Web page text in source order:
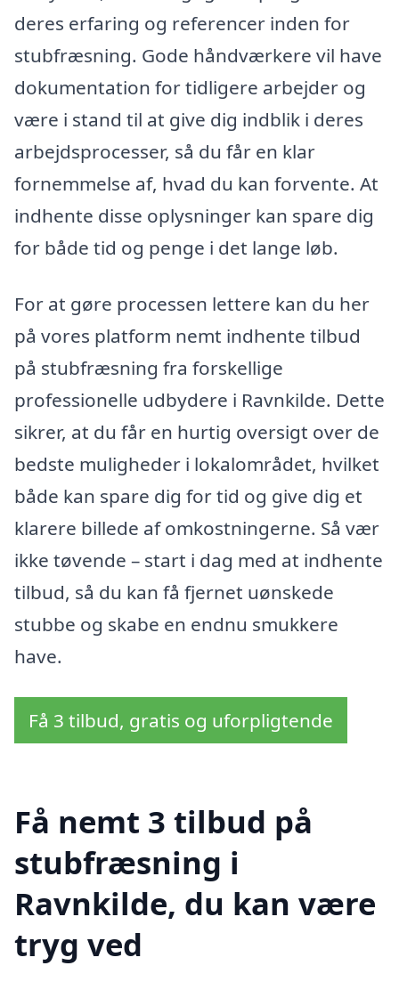
deres erfaring og referencer inden for
stubfræsning. Gode håndværkere vil have
dokumentation for tidligere arbejder og
være i stand til at give dig indblik i deres
arbejdsprocesser, så du får en klar
fornemmelse af, hvad du kan forvente. At
indhente disse oplysninger kan spare dig
for både tid og penge i det lange løb.
For at gøre processen lettere kan du her
på vores platform nemt indhente tilbud
på stubfræsning fra forskellige
professionelle udbydere i Ravnkilde. Dette
sikrer, at du får en hurtig oversigt over de
bedste muligheder i lokalområdet, hvilket
både kan spare dig for tid og give dig et
klarere billede af omkostningerne. Så vær
ikke tøvende – start i dag med at indhente
tilbud, så du kan få fjernet uønskede
stubbe og skabe en endnu smukkere
have.
Få 3 tilbud, gratis og uforpligtende
Få nemt 3 tilbud på
stubfræsning i
Ravnkilde, du kan være
tryg ved